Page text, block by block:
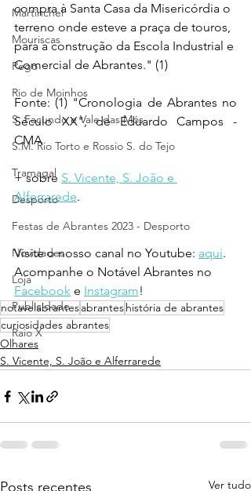
Martinchel
Mouriscas
Pego
Rio de Moinhos
S. Facundo e Vale das Mós
S.M. Rio Torto e Rossio S. do Tejo
Tramagal
Desporto
Festas de Abrantes 2023 - Desporto
Novidades
Loja
Publicidade
Raio X
compra à Santa Casa da Misericórdia o
terreno onde esteve a praça de touros,
para a construção da Escola Industrial e
Comercial de Abrantes." (1)
Fonte: (1) "Cronologia de Abrantes no
Século XX", de Eduardo Campos -
CMA
+ sobre S. Vicente, S. João e
Alferrarede.
Visite o nosso canal no Youtube: aqui.
Acompanhe o Notável Abrantes no
Facebook e Instagram!
notavelabrantesabranteshistória de abrantes
curiosidades abrantes
Olhares
S. Vicente, S. João e Alferrarede
Posts recentes Ver tudo